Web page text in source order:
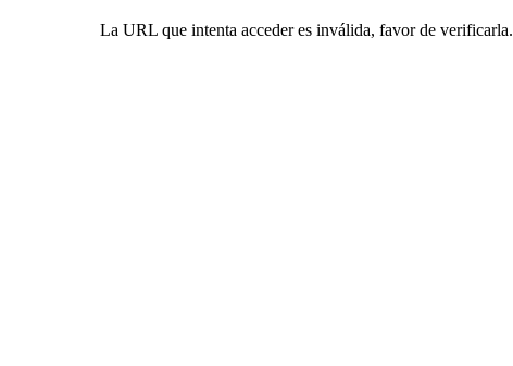
La URL que intenta acceder es inválida, favor de verificarla.